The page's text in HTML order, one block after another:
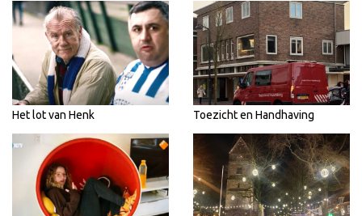
Het lot van Henk Toezicht en Handhaving